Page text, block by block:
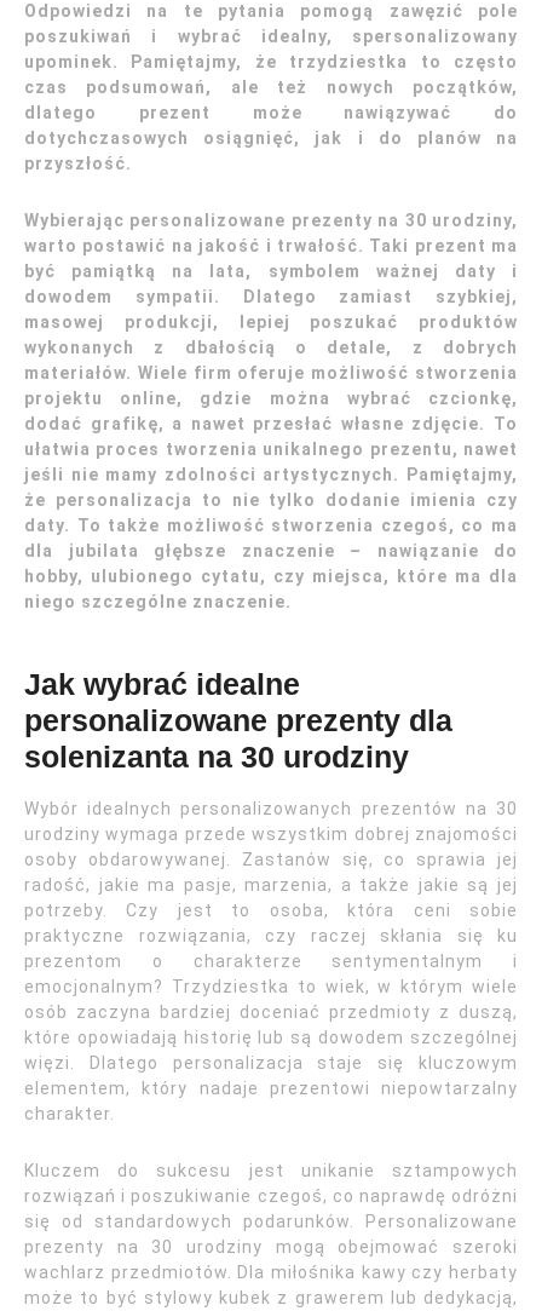
Odpowiedzi na te pytania pomogą zawęzić pole
poszukiwań i wybrać idealny, spersonalizowany
upominek. Pamiętajmy, że trzydziestka to często
czas podsumowań, ale też nowych początków,
dlatego prezent może nawiązywać do
dotychczasowych osiągnięć, jak i do planów na
przyszłość.
Wybierając personalizowane prezenty na 30 urodziny,
warto postawić na jakość i trwałość. Taki prezent ma
być pamiątką na lata, symbolem ważnej daty i
dowodem sympatii. Dlatego zamiast szybkiej,
masowej produkcji, lepiej poszukać produktów
wykonanych z dbałością o detale, z dobrych
materiałów. Wiele firm oferuje możliwość stworzenia
projektu online, gdzie można wybrać czcionkę,
dodać grafikę, a nawet przesłać własne zdjęcie. To
ułatwia proces tworzenia unikalnego prezentu, nawet
jeśli nie mamy zdolności artystycznych. Pamiętajmy,
że personalizacja to nie tylko dodanie imienia czy
daty. To także możliwość stworzenia czegoś, co ma
dla jubilata głębsze znaczenie – nawiązanie do
hobby, ulubionego cytatu, czy miejsca, które ma dla
niego szczególne znaczenie.
Jak wybrać idealne
personalizowane prezenty dla
solenizanta na 30 urodziny
Wybór idealnych personalizowanych prezentów na 30
urodziny wymaga przede wszystkim dobrej znajomości
osoby obdarowywanej. Zastanów się, co sprawia jej
radość, jakie ma pasje, marzenia, a także jakie są jej
potrzeby. Czy jest to osoba, która ceni sobie
praktyczne rozwiązania, czy raczej skłania się ku
prezentom o charakterze sentymentalnym i
emocjonalnym? Trzydziestka to wiek, w którym wiele
osób zaczyna bardziej doceniać przedmioty z duszą,
które opowiadają historię lub są dowodem szczególnej
więzi. Dlatego personalizacja staje się kluczowym
elementem, który nadaje prezentowi niepowtarzalny
charakter.
Kluczem do sukcesu jest unikanie sztampowych
rozwiązań i poszukiwanie czegoś, co naprawdę odróżni
się od standardowych podarunków. Personalizowane
prezenty na 30 urodziny mogą obejmować szeroki
wachlarz przedmiotów. Dla miłośnika kawy czy herbaty
może to być stylowy kubek z grawerem lub dedykacją,